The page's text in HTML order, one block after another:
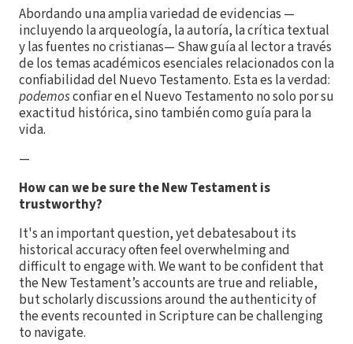
Abordando una amplia variedad de evidencias —
incluyendo la arqueología, la autoría, la crítica textual
y las fuentes no cristianas— Shaw guía al lector a través
de los temas académicos esenciales relacionados con la
confiabilidad del Nuevo Testamento. Esta es la verdad:
podemosconfiar en el Nuevo Testamento no solo por su
exactitud histórica, sino también como guía para la
vida.
—
How can we be sure the New Testament is
trustworthy?
It's an important question, yet debatesabout its
historical accuracy often feel overwhelming and
difficult to engage with. We want to be confident that
the New Testament’s accounts are true and reliable,
but scholarly discussions around the authenticity of
the events recounted in Scripture can be challenging
to navigate.